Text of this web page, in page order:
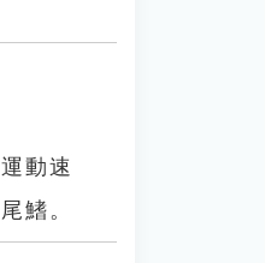
動速
鰭。